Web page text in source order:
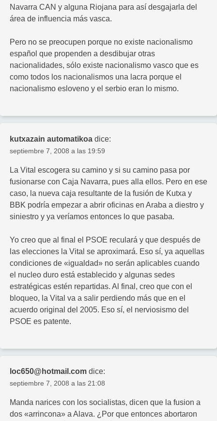
Navarra CAN y alguna Riojana para así desgajarla del
área de influencia más vasca.
Pero no se preocupen porque no existe nacionalismo
español que propenden a desdibujar otras
nacionalidades, sólo existe nacionalismo vasco que es
como todos los nacionalismos una lacra porque el
nacionalismo esloveno y el serbio eran lo mismo.
kutxazain automatikoa dice:
septiembre 7, 2008 a las 19:59
La Vital escogera su camino y si su camino pasa por
fusionarse con Caja Navarra, pues alla ellos. Pero en ese
caso, la nueva caja resultante de la fusión de Kutxa y
BBK podría empezar a abrir oficinas en Araba a diestro y
siniestro y ya veríamos entonces lo que pasaba.
Yo creo que al final el PSOE reculará y que después de
las elecciones la Vital se aproximará. Eso sí, ya aquellas
condiciones de «igualdad» no serán aplicables cuando
el nucleo duro está establecido y algunas sedes
estratégicas estén repartidas. Al final, creo que con el
bloqueo, la Vital va a salir perdiendo más que en el
acuerdo original del 2005. Eso sí, el nerviosismo del
PSOE es patente.
loc650@hotmail.com dice:
septiembre 7, 2008 a las 21:08
Manda narices con los socialistas, dicen que la fusion a
dos «arrincona» a Alava. ¿Por que entonces abortaron